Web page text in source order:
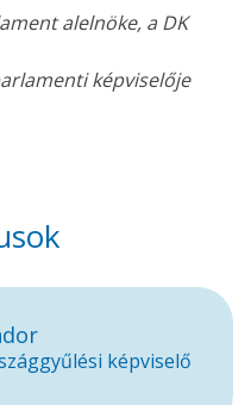
alelnöke, a DK
képviselője
képviselő